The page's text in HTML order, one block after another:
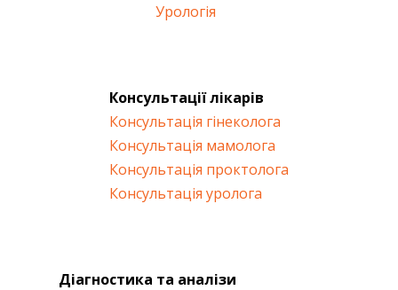
Урологія
Консультації лікарів
Консультація гінеколога
Консультація мамолога
Консультація проктолога
Консультація уролога
Діагностика та аналізи